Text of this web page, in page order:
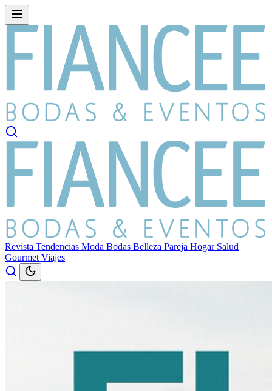
Revista Tendencias Moda Bodas Belleza Pareja Hogar Salud
Gourmet Viajes